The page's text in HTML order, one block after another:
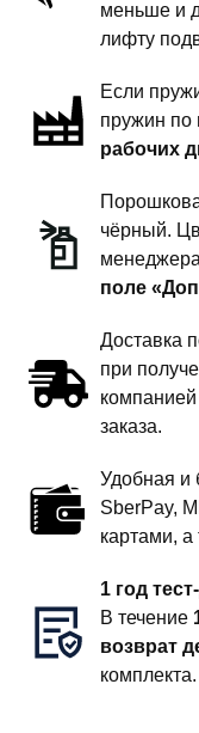
дюйма
тяжелый
экспедиционник
меньше и
лифту
Если
пружин по
рабочих
чёрный.
поле
Доставка
при
заказа.
Удобная и
SberPay,
картами,
1 год
В течение
возврат
комплекта.